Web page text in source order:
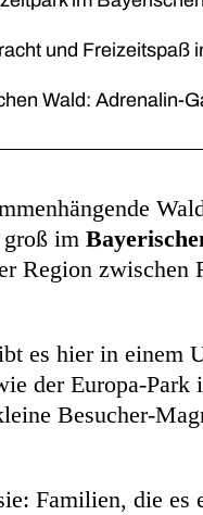
und Freizeitspaß
Wald: Adrenalin-
im
Region zwischen
es hier in einem
der Europa-Park
Besucher-
Familien, die es